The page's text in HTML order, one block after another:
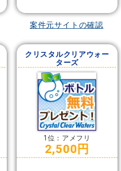
案件元サイトの確認
クリスタルクリアウォー
ターズ
1位：アメフリ
2,500円